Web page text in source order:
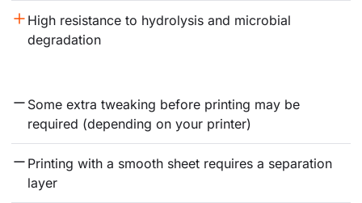
High resistance to hydrolysis and microbial
degradation
Some extra tweaking before printing may be
required (depending on your printer)
Printing with a smooth sheet requires a separation
layer